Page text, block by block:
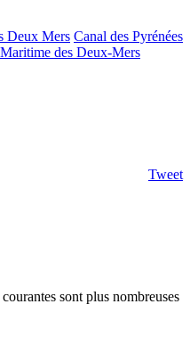
Deux Mers Canal des Pyrénées
des Deux-Mers
Tweet
sont plus nombreuses